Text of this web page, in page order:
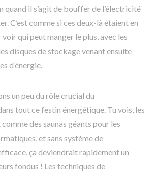
quand il s’agit de bouffer de l’électricité
C’est comme si ces deux-là étaient en
qui peut manger le plus, avec les
disques de stockage venant ensuite
d’énergie.
un peu du rôle crucial du
tout ce festin énergétique. Tu vois, les
des saunas géants pour les
et sans système de
ça deviendrait rapidement un
fondus ! Les techniques de